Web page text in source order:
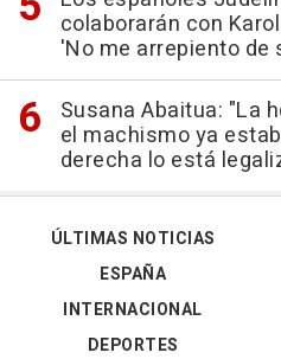
colaborarán con
'No me arrepiento de
Susana Abaitua: "La
el machismo ya
derecha lo está
ÚLTIMAS NOTICIAS
ESPAÑA
INTERNACIONAL
DEPORTES